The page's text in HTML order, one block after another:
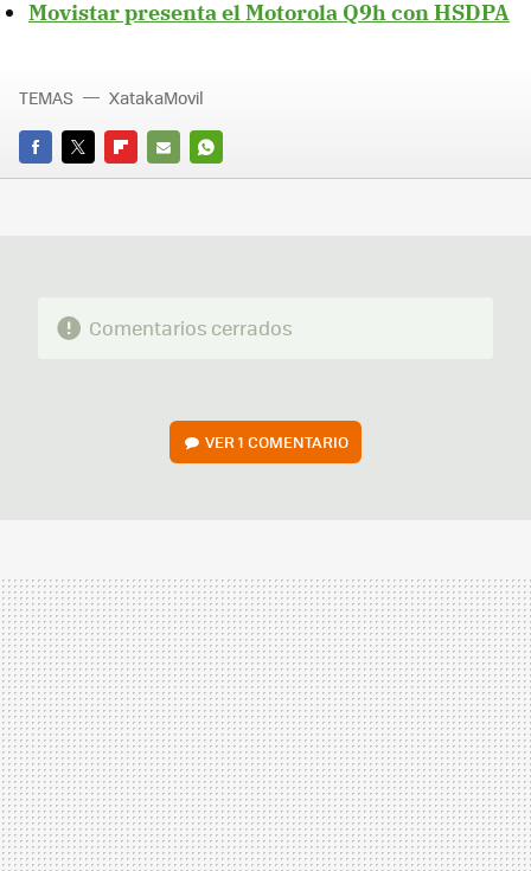
Movistar presenta el Motorola Q9h con HSDPA
FACEBOOK
TWITTERFLIPBOARD
E-
WHATSAPP
TEMAS XatakaMovil
Comentarios cerrados
VER1 COMENTARIO